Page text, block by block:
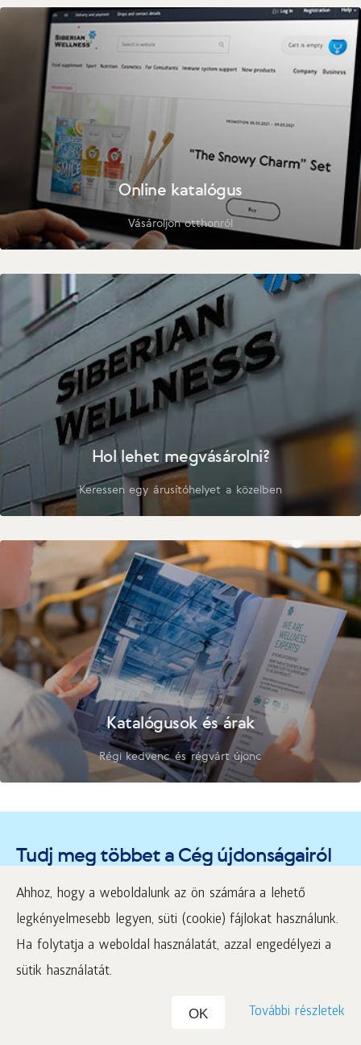
Ahhoz, hogy a weboldalunk az ön számára a lehető
legkényelmesebb legyen, süti (cookie) fájlokat használunk.
Ha folytatja a weboldal használatát, azzal engedélyezi a
sütik használatát.
OK További részletek
Online katalógus
Vásároljon otthonról
Hol lehet megvásárolni?
Keressen egy árusítóhelyet a közelben
Katalógusok és árak
Régi kedvenc és régvárt újonc
Tudj meg többet a Cég újdonságairól